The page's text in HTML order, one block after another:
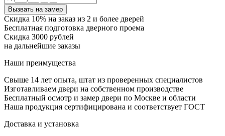
Вызвать на замер
Скидка 10% на заказ из 2 и более дверей
Бесплатная подготовка дверного проема
Скидка 3000 рублей
на дальнейшие заказы
Наши преимущества
Свыше 14 лет опыта, штат из проверенных специалистов
Изготавливаем двери на собственном производстве
Бесплатный осмотр и замер двери по Москве и области
Наша продукция сертифицирована и соответствует ГОСТ
Доставка и установка